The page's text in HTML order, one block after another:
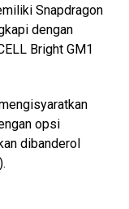
Snapdragon
dengan
Bright GM1
opsi
dibanderol